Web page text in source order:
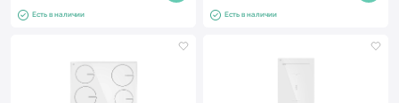
Есть в наличии Есть в наличии